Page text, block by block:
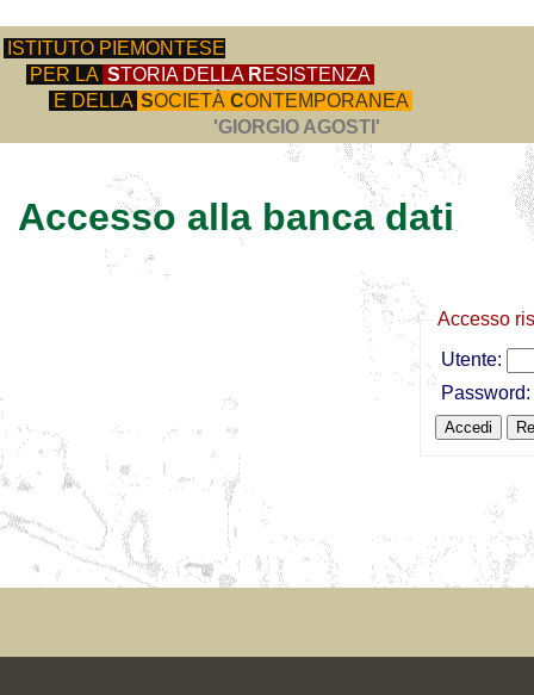
ISTITUTO PIEMONTESE
PER LA STORIA DELLA RESISTENZA
E DELLA SOCIETÀ CONTEMPORANEA
'GIORGIO AGOSTI'
Accesso alla banca dati
Accesso
Utente:
Password: